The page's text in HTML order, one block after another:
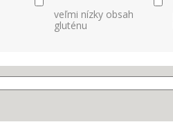
veľmi nízky obsah
gluténu